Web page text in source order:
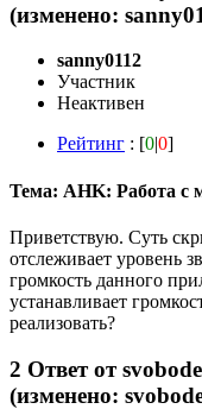
(изменено:
sanny0112
Участник
Неактивен
Рейтинг : [0|0]
Тема: AHK: Работа с
Приветствую. Суть
отслеживает уровень
громкость данного
устанавливает
реализовать?
2 Ответ от
(изменено: